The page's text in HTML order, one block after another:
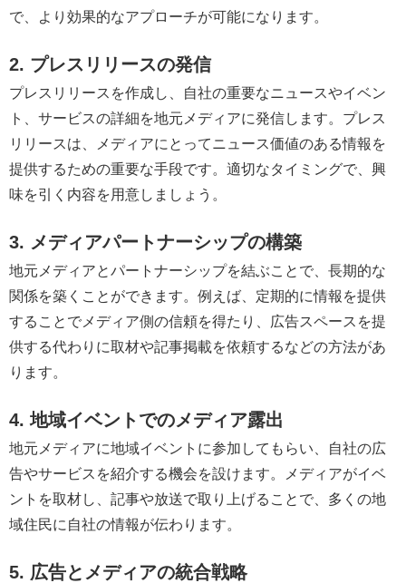
で、より効果的なアプローチが可能になります。
2. プレスリリースの発信
プレスリリースを作成し、自社の重要なニュースやイベン
ト、サービスの詳細を地元メディアに発信します。プレス
リリースは、メディアにとってニュース価値のある情報を
提供するための重要な手段です。適切なタイミングで、興
味を引く内容を用意しましょう。
3. メディアパートナーシップの構築
地元メディアとパートナーシップを結ぶことで、長期的な
関係を築くことができます。例えば、定期的に情報を提供
することでメディア側の信頼を得たり、広告スペースを提
供する代わりに取材や記事掲載を依頼するなどの方法があ
ります。
4. 地域イベントでのメディア露出
地元メディアに地域イベントに参加してもらい、自社の広
告やサービスを紹介する機会を設けます。メディアがイベ
ントを取材し、記事や放送で取り上げることで、多くの地
域住民に自社の情報が伝わります。
5. 広告とメディアの統合戦略